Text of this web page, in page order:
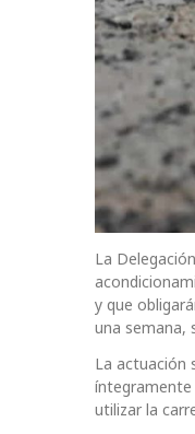
La
y que
una semana,
La actuación
íntegramente
utilizar la